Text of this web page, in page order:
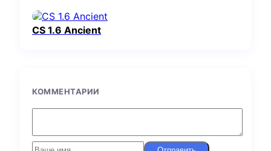
CS 1.6 Ancient
КОММЕНТАРИИ